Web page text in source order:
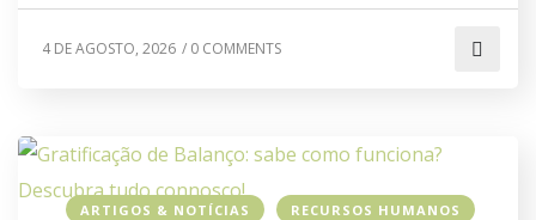
4 DE AGOSTO, 2026 / 0 COMMENTS
ARTIGOS & NOTÍCIAS RECURSOS HUMANOS